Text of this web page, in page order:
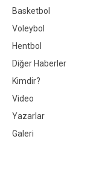
Basketbol
Voleybol
Hentbol
Diğer Haberler
Kimdir?
Video
Yazarlar
Galeri